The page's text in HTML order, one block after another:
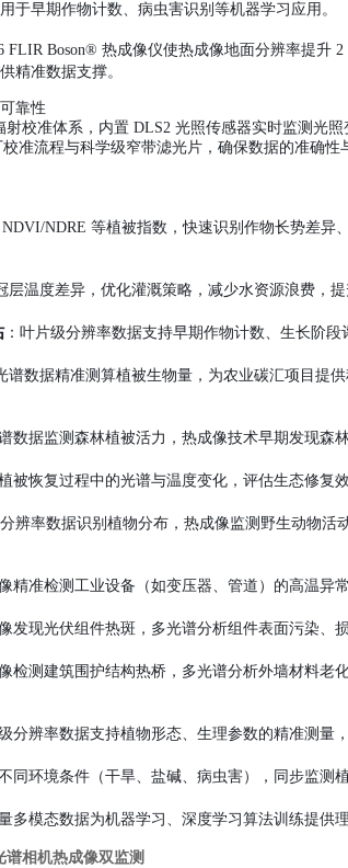
于早期作物计数、病虫害识别等机器学习应用。
FLIR Boson® 热成像仪使热成像地面分辨率提升
精准数据支撑。
靠性
校准体系，内置 DLS2 光照传感器实时监测光
准流程与科学级窄带滤光片，确保数据的准确
NDVI/NDRE 等植被指数，快速识别作物长势差
层温度差异，优化灌溉策略，减少水资源浪费，提
：叶片级分辨率数据支持早期作物计数、生长阶段
谱数据精准测算植被生物量，为农业碳汇项目提供
数据监测森林植被活力，热成像技术早期发现森
被恢复过程中的光谱与温度变化，评估生态修复效
分辨率数据识别植物分布，热成像监测野生动物活
像精准检测工业设备（如变压器、管道）的高温异
发现光伏组件热斑，多光谱分析组件表面污染、
检测建筑围护结构热桥，多光谱分析外墙材料老
分辨率数据支持植物形态、生理参数的精准测量
不同环境条件（干旱、盐碱、病虫害），同步监测
多模态数据为机器学习、深度学习算法训练提供
相机热成像双监测